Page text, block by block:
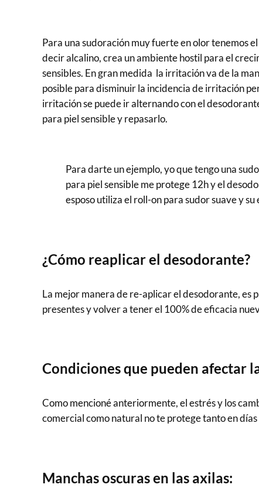
Para una sudoración muy fuerte en olor tenemos el
decir alcalino, crea un ambiente hostil para el
sensibles. En gran medida la irritación va de la
posible para disminuir la incidencia de irritación
irritación se puede ir alternando con el
para piel sensible y repasarlo.
Para darte un ejemplo, yo que tengo una
para piel sensible me protege 12h y el
esposo utiliza el roll-on para sudor suave y
¿Cómo reaplicar el desodorante?
La mejor manera de re-aplicar el desodorante, es
presentes y volver a tener el 100% de eficacia
Condiciones que pueden afectar
Como mencioné anteriormente, el estrés y los
comercial como natural no te protege tanto en
Manchas oscuras en las axilas: